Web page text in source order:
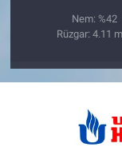
Nem: %42
Rüzgar: 4.11